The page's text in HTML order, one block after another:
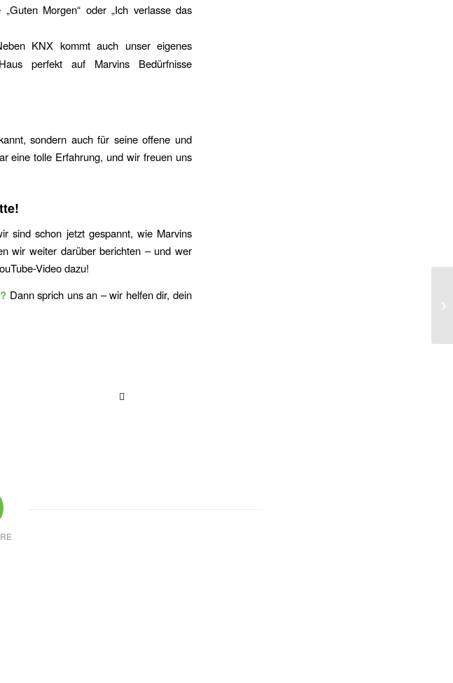
Morgen“ oder „Ich verlasse das
KNX kommt auch unser eigenes
perfekt auf Marvins Bedürfnisse
sondern auch für seine offene und
eine tolle Erfahrung, und wir freuen uns
sind schon jetzt gespannt, wie Marvins
wir weiter darüber berichten – und wer
Video dazu!
Dann sprich uns an – wir helfen dir, dein